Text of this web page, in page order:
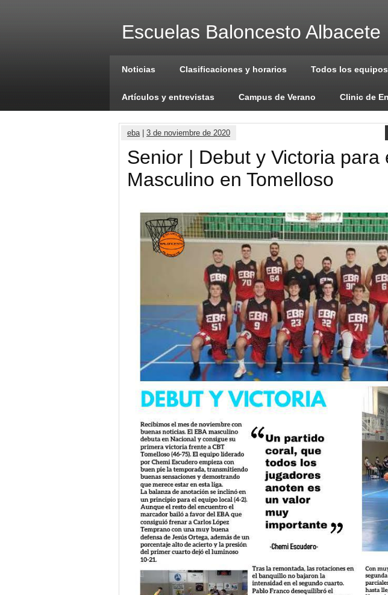
Escuelas Baloncesto Albacete
Noticias Clasificaciones y horarios Todos los equipos
Artículos y entrevistas Campus de Verano Clinic de
eba| 3 de noviembre de 2020
Senior | Debut y Victoria para
Masculino en Tomelloso